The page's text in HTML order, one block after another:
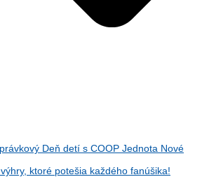
Deň detí s COOP Jednota Nové
ktoré potešia každého fanúšika!